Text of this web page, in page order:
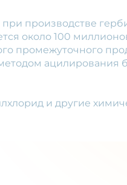
производстве
около 100
промежуточного
и другие